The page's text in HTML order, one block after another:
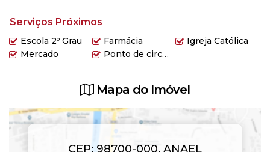
Serviços Próximos
Escola 2º Grau Farmácia
Igreja Católica
Mercado
Ponto de circular
Mapa do Imóvel
CEP: 98700-000, ANAEL